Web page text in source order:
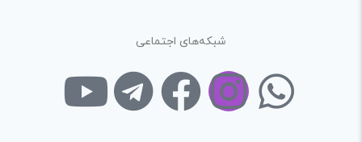
شبکه‌های اجتماعی